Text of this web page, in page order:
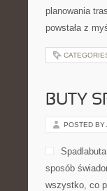
planowania
powstała z
BUTY
POSTED BY
sposób
wszystko, co